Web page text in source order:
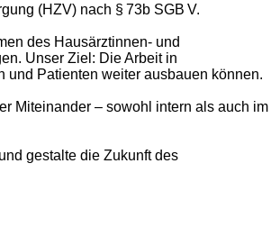
(HZV) nach § 73b SGB V.
des Hausärztinnen- und
Unser Ziel: Die Arbeit in
und Patienten weiter ausbauen können.
Miteinander – sowohl intern als auch im
gestalte die Zukunft des